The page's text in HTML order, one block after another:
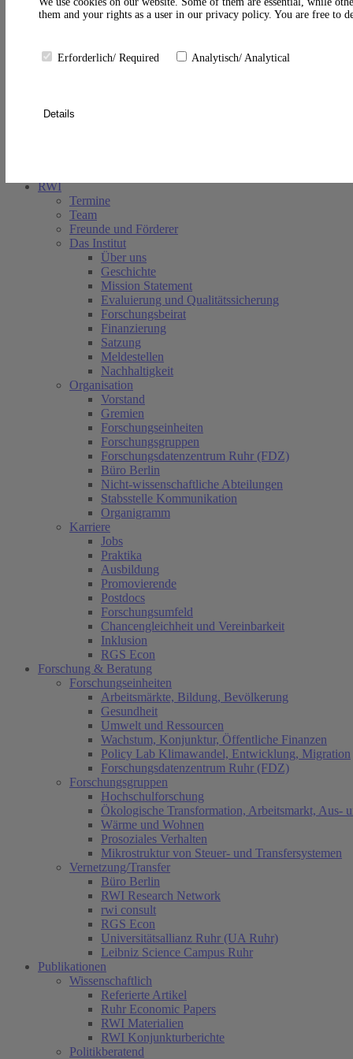
Suche schließen
RWI
Termine
Team
Freunde und Förderer
Das Institut
Über uns
Geschichte
Mission Statement
Evaluierung und Qualitätssicherung
Forschungsbeirat
Finanzierung
Satzung
Meldestellen
Nachhaltigkeit
Organisation
Vorstand
Gremien
Forschungseinheiten
Forschungsgruppen
Forschungsdatenzentrum Ruhr (FDZ)
Büro Berlin
Nicht-wissenschaftliche Abteilungen
Stabsstelle Kommunikation
Organigramm
Karriere
Jobs
Praktika
Ausbildung
Promovierende
Postdocs
Forschungsumfeld
Chancengleichheit und Vereinbarkeit
Inklusion
RGS Econ
Forschung & Beratung
Forschungseinheiten
Arbeitsmärkte, Bildung, Bevölkerung
Gesundheit
Umwelt und Ressourcen
Wachstum, Konjunktur, Öffentliche Finanzen
Policy Lab Klimawandel, Entwicklung, Migration
Forschungsdatenzentrum Ruhr (FDZ)
Forschungsgruppen
Hochschulforschung
Ökologische Transformation, Arbeitsmarkt, Aus-
Wärme und Wohnen
Prosoziales Verhalten
Mikrostruktur von Steuer- und Transfersystemen
Vernetzung/Transfer
Büro Berlin
RWI Research Network
rwi consult
RGS Econ
Universitätsallianz Ruhr (UA Ruhr)
Leibniz Science Campus Ruhr
Publikationen
Wissenschaftlich
Referierte Artikel
Ruhr Economic Papers
RWI Materialien
RWI Konjunkturberichte
Politikberatend
them and your rights as a user in our privacy policy. You are free to
Erforderlich/ Required Analytisch/ Analytical
Details